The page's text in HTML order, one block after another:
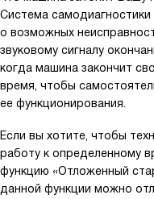
Система
о возможных
звуковому сигналу
когда машина закончит
время, чтобы
ее функционирования.
Если вы хотите, чтобы
работу к определенному
функцию «Отложенный
данной функции можно